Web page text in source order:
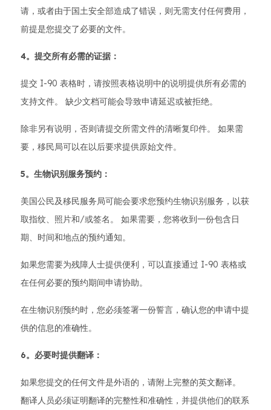
请，或者由于国土安全部造成了错误，则无需支付任何费用，
前提是您提交了必要的文件。
4。提交所有必需的证据：
提交 I-90 表格时，请按照表格说明中的说明提供所有必需的
支持文件。 缺少文档可能会导致申请延迟或被拒绝。
除非另有说明，否则请提交所需文件的清晰复印件。 如果需
要，移民局可以在以后要求提供原始文件。
5。生物识别服务预约：
美国公民及移民服务局可能会要求您预约生物识别服务，以获
取指纹、照片和/或签名。 如果需要，您将收到一份包含日
期、时间和地点的预约通知。
如果您需要为残障人士提供便利，可以直接通过 I-90 表格或
在任何必要的预约期间申请协助。
在生物识别预约时，您必须签署一份誓言，确认您的申请中提
供的信息的准确性。
6。必要时提供翻译：
如果您提交的任何文件是外语的，请附上完整的英文翻译。
翻译人员必须证明翻译的完整性和准确性，并提供他们的联系